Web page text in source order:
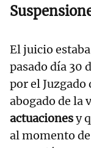
El juicio
pasado día 30
por el Juzgado
abogado de la
actuacionesy
al momento